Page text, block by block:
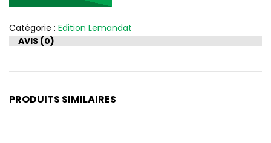
3282
Catégorie : Edition Lemandat
AVIS (0)
PRODUITS SIMILAIRES